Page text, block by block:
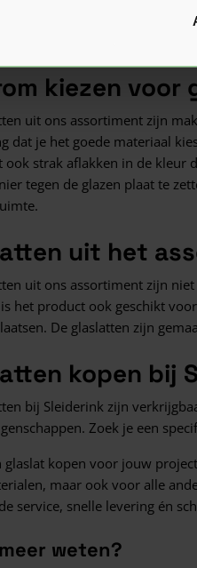
kiezen voor
uit ons assortiment zijn
dat je het goede materiaal
ook strak aflakken in de kleur
tegen de glazen plaat te
uit het
uit ons assortiment zijn
het product ook geschikt
De glaslatten zijn
kopen bij
bij Sleiderink zijn
Zoek je een
glaslat kopen voor jouw
maar ook voor alle
service, snelle levering én
weten?